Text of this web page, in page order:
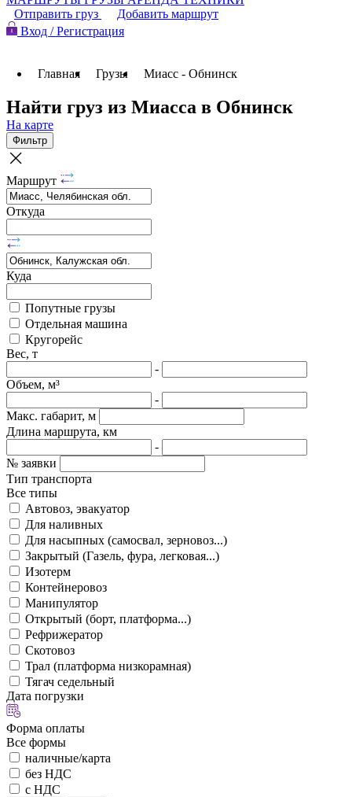
Отправить груз
Добавить маршрут
Вход / Регистрация
Главная Грузы Миасс - Обнинск
Найти груз из Миасса в Обнинск
На карте
Фильтр
Маршрут
Откуда
Куда
Попутные грузы
Отдельная машина
Кругорейс
Вес, т
-
Объем, м³
-
Макс. габарит, м
Длина маршрута, км
-
№ заявки
Тип транспорта
Все типы
Автовоз, эвакуатор
Для наливных
Для насыпных (самосвал, зерновоз...)
Закрытый (Газель, фура, легковая...)
Изотерм
Контейнеровоз
Манипулятор
Открытый (борт, платформа...)
Рефрижератор
Скотовоз
Трал (платформа низкорамная)
Тягач седельный
Дата погрузки
Форма оплаты
Все формы
наличные/карта
без НДС
с НДС